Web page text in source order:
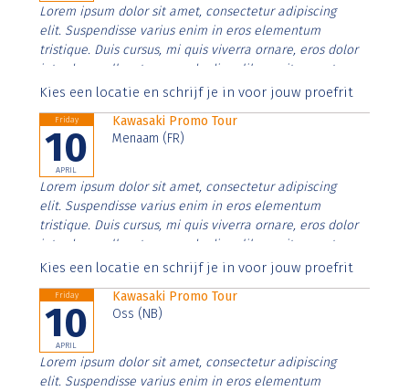
Lorem ipsum dolor sit amet, consectetur adipiscing
elit. Suspendisse varius enim in eros elementum
tristique. Duis cursus, mi quis viverra ornare, eros dolor
interdum nulla, ut commodo diam libero vitae erat.
Aenean faucibus nibh et justo cursus id rutrum lorem
Kies een locatie en schrijf je in voor jouw proefrit
Friday
10
APRIL
Kawasaki Promo Tour
Menaam (FR)
Lorem ipsum dolor sit amet, consectetur adipiscing
elit. Suspendisse varius enim in eros elementum
tristique. Duis cursus, mi quis viverra ornare, eros dolor
interdum nulla, ut commodo diam libero vitae erat.
Aenean faucibus nibh et justo cursus id rutrum lorem
Kies een locatie en schrijf je in voor jouw proefrit
Friday
10
APRIL
Kawasaki Promo Tour
Oss (NB)
Lorem ipsum dolor sit amet, consectetur adipiscing
elit. Suspendisse varius enim in eros elementum